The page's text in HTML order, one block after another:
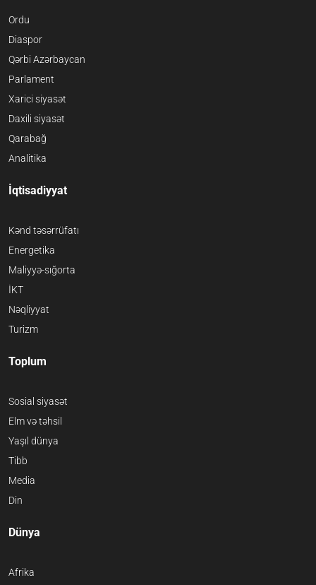
Ordu
Diaspor
Qərbi Azərbaycan
Parlament
Xarici siyasət
Daxili siyasət
Qarabağ
Analitika
İqtisadiyyat
Kənd təsərrüfatı
Energetika
Maliyyə-sığorta
İKT
Nəqliyyat
Turizm
Toplum
Sosial siyasət
Elm və təhsil
Yaşıl dünya
Tibb
Media
Din
Dünya
Afrika